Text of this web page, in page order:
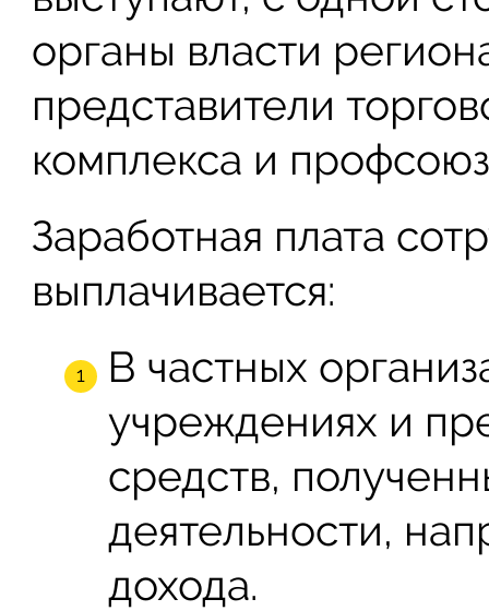
органы власти
представители
комплекса и
Заработная плата
выплачивается:
В частных
учреждениях и
средств,
деятельности,
дохода.